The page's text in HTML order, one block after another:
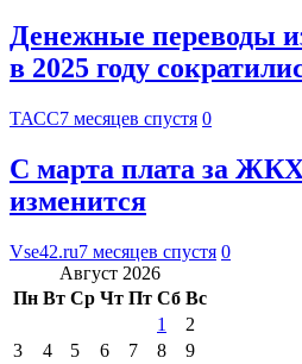
Денежные переводы
в 2025 году
ТАСС7 месяцев спустя 0
С марта плата за
изменится
Vse42.ru7 месяцев спустя 0
Август 2026
Пн Вт Ср Чт Пт Сб Вс
1
2
3
4 5 6 7 8
9